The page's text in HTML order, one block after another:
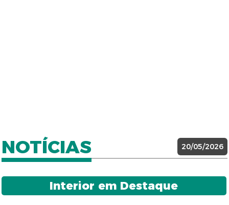
NOTÍCIAS 20/05/2026
Interior em Destaque